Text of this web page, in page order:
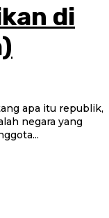
di
apa itu republik,
negara yang